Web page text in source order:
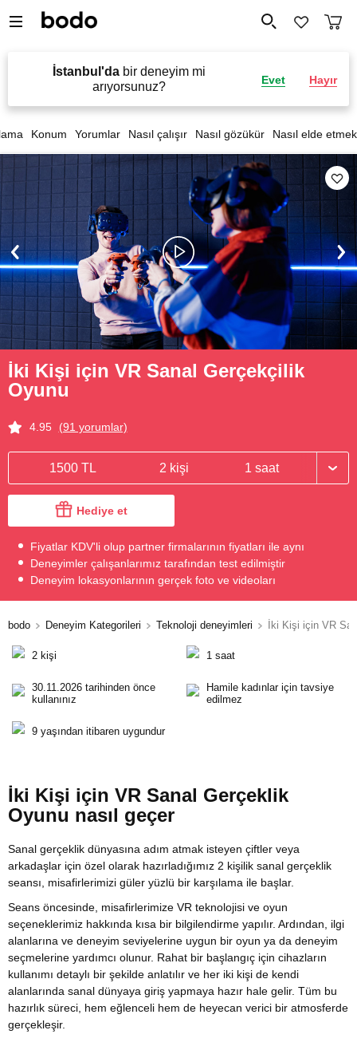
İstanbul'dabir deneyim mi
arıyorsunuz?
Evet Hayır
Konum Yorumlar Nasıl çalışır Nasıl gözükür Nasıl elde etmek
İki Kişi için VR Sanal Gerçekçilik
Oyunu
4.95 (91 yorumlar)
1500 TL 2 kişi 1 saat
Hediye et
Fiyatlar KDV'li olup partner firmalarının fiyatları ile aynı
Deneyimler çalışanlarımız tarafından test edilmiştir
Deneyim lokasyonlarının gerçek foto ve videoları
bodo Deneyim Kategorileri Teknoloji deneyimleri İki Kişi için VR
2 kişi 1 saat
30.11.2026 tarihinden önce
kullanınız
Hamile kadınlar için tavsiye
edilmez
9 yaşından itibaren uygundur
İki Kişi için VR Sanal Gerçeklik
Oyunu nasıl geçer
Sanal gerçeklik dünyasına adım atmak isteyen çiftler veya
arkadaşlar için özel olarak hazırladığımız 2 kişilik sanal gerçeklik
seansı, misafirlerimizi güler yüzlü bir karşılama ile başlar.
Seans öncesinde, misafirlerimize VR teknolojisi ve oyun
seçeneklerimiz hakkında kısa bir bilgilendirme yapılır. Ardından, ilgi
alanlarına ve deneyim seviyelerine uygun bir oyun ya da deneyim
seçmelerine yardımcı olunur. Rahat bir başlangıç için cihazların
kullanımı detaylı bir şekilde anlatılır ve her iki kişi de kendi
alanlarında sanal dünyaya giriş yapmaya hazır hale gelir. Tüm bu
hazırlık süreci, hem eğlenceli hem de heyecan verici bir atmosferde
gerçekleşir.